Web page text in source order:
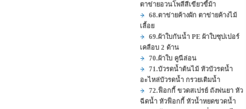
ตาข่ายอวนโพลีสีเขียวขี้ม้า
68.ตาข่ายค้างผัก ตาข่ายค้างไม้
เลื้อย
69.ผ้าใบกันน้ำ PE ผ้าใบซุปเปอร์
เคลือบ 2 ด้าน
70.ผ้าใบ คูนีล่อน
71.บัวรดน้ำต้นไม้ หัวบัวรดน้ำ
อะไหล่บัวรดน้ำ กรวยเติมน้ำ
72.ฟ็อกกี้ ขวดสเปรย์ ถังพ่นยา หัว
ฉีดน้ำ หัวฟ็อกกี้ หัวน้ำหยดขวดน้ำ